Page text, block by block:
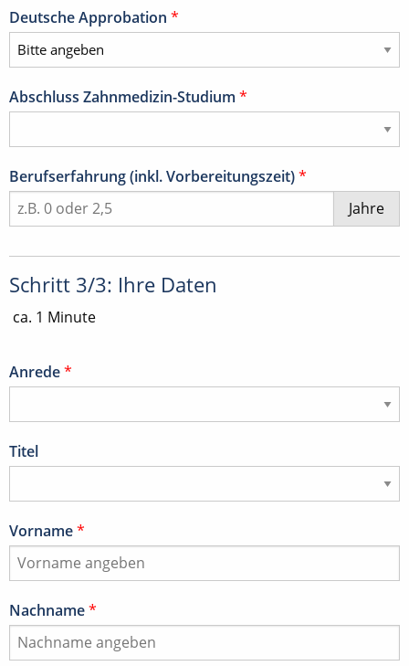
Deutsche Approbation *
Abschluss Zahnmedizin-Studium *
Berufserfahrung (inkl. Vorbereitungszeit)*
Jahre
Schritt 3/3: Ihre Daten
ca. 1 Minute
Anrede*
Titel
Vorname*
Nachname*